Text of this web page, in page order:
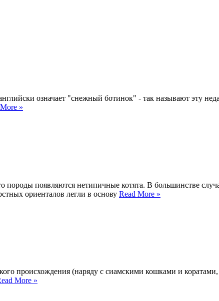
означает "снежный ботинок" - так называют эту
»
породы появляются нетипичные котята. В большинстве
ориенталов легли в основу Read More »
происхождения (наряду с сиамскими кошками и
More »